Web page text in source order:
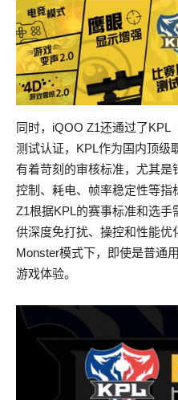
同时，iQOO Z1还通过了KPL
测试认证，KPL作为国内顶级
有着苛刻的审核标准，尤其
控制、耗电、帧率稳定性等
Z1根据KPL的赛事标准和选手
供深度免打扰、操控和性能优
Monster模式下，即使是普通
游戏体验。